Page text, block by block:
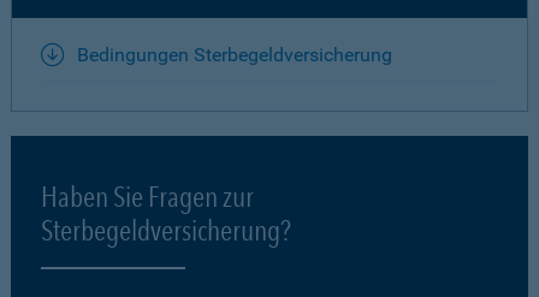
Bedingungen Sterbegeldversicherung
Haben Sie Fragen zur
Sterbegeldversicherung?